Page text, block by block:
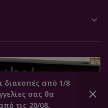
διακοπές από 1/8
σας θα
τις 20/08.